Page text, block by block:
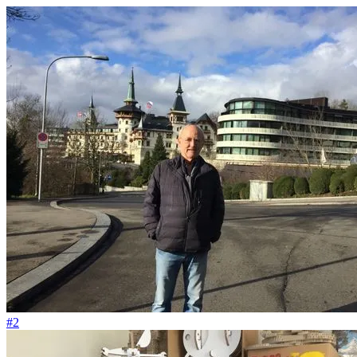
#26
Ein besonderer Luxus für eine lästige Pflicht im Alltag
#2